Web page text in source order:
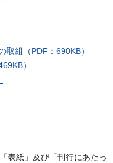
取組（PDF：690KB）
）
表紙」及び「刊行にあたっ